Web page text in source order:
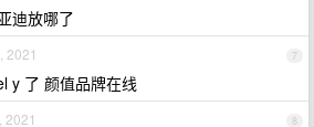
迪放哪了
7
2021
y 了 颜值品牌在线
8
2021